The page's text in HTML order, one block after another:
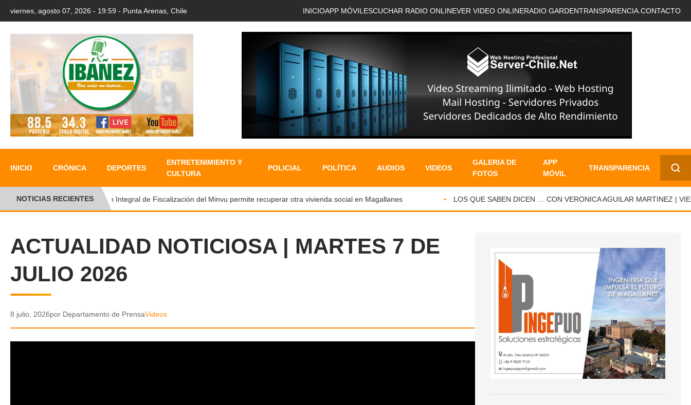
viernes, agosto 07, 2026 - 19:59 - Punta Arenas, Chile INICIOAPP MÓVIL ESCUCHAR RADIO ONLINEVER VIDEO ONLINERADIO GARDENTRANSPARENCIA. CONTACTO
INICIO CRÓNICA DEPORTES
ENTRETENIMIENTO Y
CULTURA
POLICIAL POLÍTICA AUDIOS VIDEOS
GALERIA DE
FOTOS
APP
MÓVIL
TRANSPARENCIA
✕
NOTICIAS RECIENTESPlan Integral de Fiscalización del Minvu permite recuperar otra vivienda social en Magallanes LOS QUE SABEN DICEN … CON VERONICA AGUILAR MARTINEZ |
ACTUALIDAD NOTICIOSA | MARTES 7 DE
JULIO 2026
8 julio, 2026por Departamento de PrensaVideos